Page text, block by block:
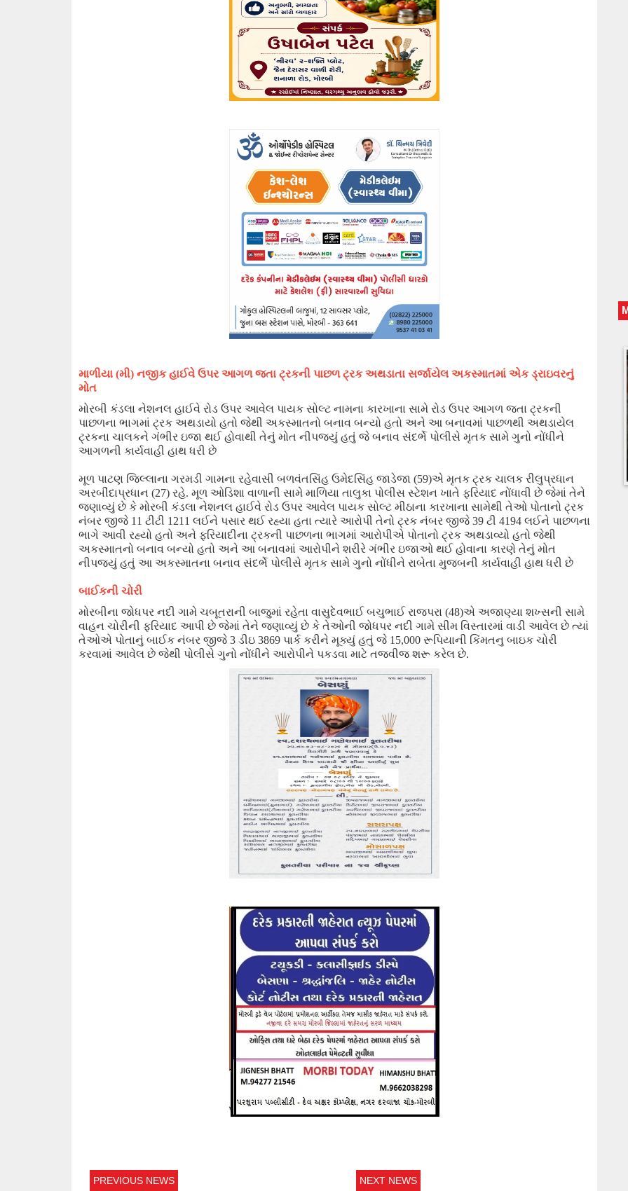
માળીયા (મી) નજીક હાઈવે ઉપર આગળ જતા ટ્રકની પાછળ ટ્રક અથડાતા સર્જાયેલ અકસ્માતમાં એક ડ્રાઇવરનું
મોત
મોરબી કંડલા નેશનલ હાઈવે રોડ ઉપર આવેલ પાયક સોલ્ટ નામના કારખાના સામે રોડ ઉપર આગળ જતા ટ્રકની
પાછળના ભાગમાં ટ્રક અથડાયો હતો જેથી અકસ્માતનો બનાવ બન્યો હતો અને આ બનાવમાં પાછળથી અથડાયેલ
ટ્રકના ચાલકને ગંભીર ઇજા થઈ હોવાથી તેનું મોત નીપજયું હતું જે બનાવ સંદર્ભે પોલીસે મૃતક સામે ગુનો નોંધીને
આગળની કાર્યવાહી હાથ ધરી છે
મૂળ પાટણ જિલ્લાના ગરમડી ગામના રહેવાસી બળવંતસિંહ ઉમેદસિંહ જાડેજા (59)એ મૃતક ટ્રક ચાલક રીલુપ્રધાન
અરબીંદાપ્રધાન (27) રહે. મૂળ ઓડિશા વાળાની સામે માળિયા તાલુકા પોલીસ સ્ટેશન ખાતે ફરિયાદ નોંધાવી છે જેમાં તેને
જણાવ્યું છે કે મોરબી કંડલા નેશનલ હાઈવે રોડ ઉપર આવેલ પાયક સોલ્ટ મીઠાના કારખાના સામેથી તેઓ પોતાનો ટ્રક
નંબર જીજે 11 ટીટી 1211 લઈને પસાર થઈ રહ્યા હતા ત્યારે આરોપી તેનો ટ્રક નંબર જીજે 39 ટી 4194 લઈને પાછળના
ભાગે આવી રહ્યો હતો અને ફરિયાદીના ટ્રકની પાછળના ભાગમાં આરોપીએ પોતાનો ટ્રક અથડાવ્યો હતો જેથી
અકસ્માતનો બનાવ બન્યો હતો અને આ બનાવમાં આરોપીને શરીરે ગંભીર ઇજાઓ થઈ હોવાના કારણે તેનું મોત
નીપજ્યું હતું આ અકસ્માતના બનાવ સંદર્ભે પોલીસે મૃતક સામે ગુનો નોંધીને રાબેતા મુજબની કાર્યવાહી હાથ ધરી છે
બાઈકની ચોરી
મોરબીના જોધપર નદી ગામે ચબૂતરાની બાજુમાં રહેતા વાસુદેવભાઈ બચુભાઈ રાજપરા (48)એ અજાણ્યા શખ્સની સામે
વાહન ચોરીની ફરિયાદ આપી છે જેમાં તેને જણાવ્યું છે કે તેઓની જોધપર નદી ગામે સીમ વિસ્તારમાં વાડી આવેલ છે ત્યાં
તેઓએ પોતાનું બાઈક નંબર જીજે 3 ડીઇ 3869 પાર્ક કરીને મૂક્યું હતું જે 15,000 રૂપિયાની કિંમતનુ બાઇક ચોરી
કરવામાં આવેલ છે જેથી પોલીસે ગુનો નોંધીને આરોપીને પકડવા માટે તજવીજ શરૂ કરેલ છે.
PREVIOUS NEWS NEXT NEWS